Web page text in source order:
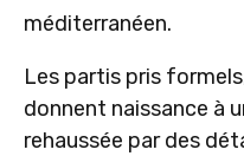
méditerranéen.
Les partis pris
donnent naissance à
rehaussée par des